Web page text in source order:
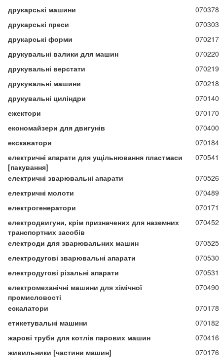
друкарські машини
070378
друкарські преси
070303
друкарські форми
070217
друкувальні валики для машин
070220
друкувальні верстати
070219
друкувальні машини
070218
друкувальні циліндри
070140
ежектори
070170
економайзери для двигунів
070400
екскаватори
070184
електричні апарати для ущільнювання пластмаси
[пакування]
070541
електричні зварювальні апарати
070526
електричні молоти
070489
електрогенератори
070171
електродвигуни, крім призначених для наземних
транспортних засобів
070452
електроди для зварювальних машин
070525
електродугові зварювальні апарати
070530
електродугові різальні апарати
070531
електромеханічні машини для хімічної
промисловості
070490
ескалатори
070178
етикетувальні машини
070182
жарові труби для котлів парових машин
070416
живильники [частини машин]
070176